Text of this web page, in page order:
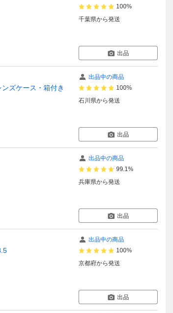
100%
千葉県から発送
出品
ケース・箱付き
出品中の商品
100%
石川県から発送
出品
出品中の商品
99.1%
兵庫県から発送
出品
出品中の商品
100%
京都府から発送
出品